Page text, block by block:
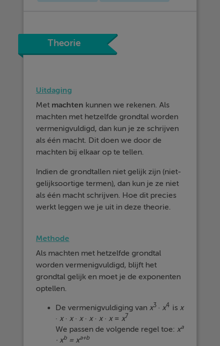
Theorie
Uitdaging
Met machten kunnen we rekenen. Als
machten met hetzelfde grondtal worden
vermenigvuldigd, dan kun je ze schrijven
als één macht. Dit doen we door de
machten bij elkaar op te tellen.
Indien de grondtallen niet gelijk zijn (niet-
gelijksoortige termen), dan kun je ze niet
als één macht schrijven. Hoe dit precies
werkt leggen we je uit in deze theorie.
Methode
Als machten met hetzelfde grondtal
worden vermenigvuldigd, blijft het
grondtal gelijk en moet je de exponenten
optellen.
De vermenigvuldiging van x3 · x4 is x
· x· x· x · x· x· x= x7
We passen de volgende regel toe: xa
· xb= xa+b